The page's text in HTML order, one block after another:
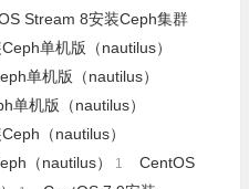
Stream 8安装Ceph集群
单机版（nautilus）
单机版（nautilus）
单机版（nautilus）
（nautilus）
（nautilus） 1
CentOS